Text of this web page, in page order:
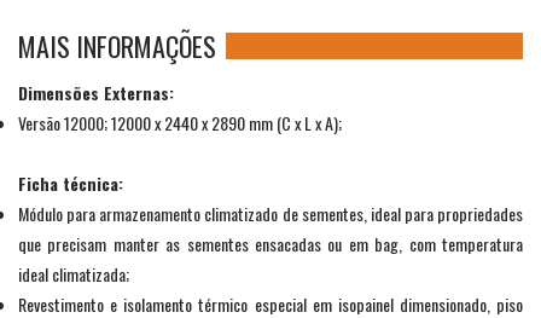
MAIS INFORMAÇÕES
Dimensões Externas:
Versão 12000; 12000 x 2440 x 2890 mm (C x L x A);
Ficha técnica:
Módulo para armazenamento climatizado de sementes, ideal para propriedades
que precisam manter as sementes ensacadas ou em bag, com temperatura
ideal climatizada;
Revestimento e isolamento térmico especial em isopainel dimensionado, piso